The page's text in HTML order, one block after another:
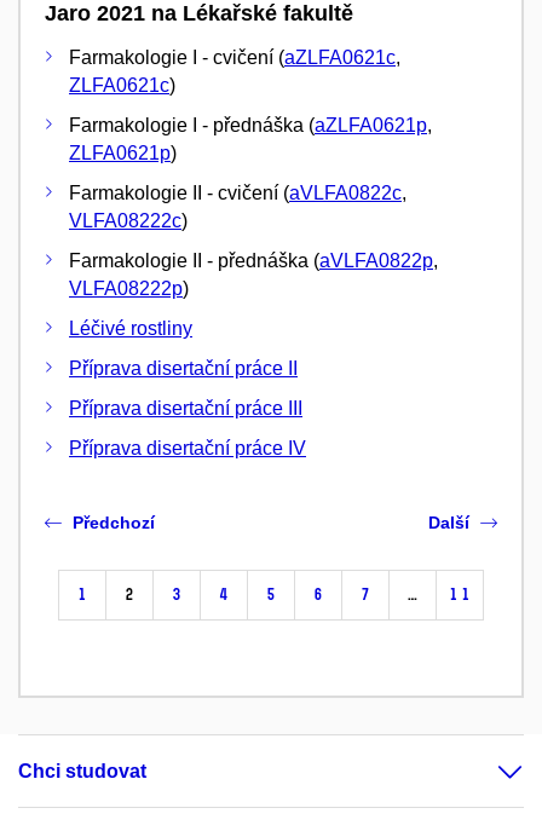
Jaro 2021 na Lékařské fakultě
Farmakologie I - cvičení (aZLFA0621c,
ZLFA0621c)
Farmakologie I - přednáška (aZLFA0621p,
ZLFA0621p)
Farmakologie II - cvičení (aVLFA0822c,
VLFA08222c)
Farmakologie II - přednáška (aVLFA0822p,
VLFA08222p)
Léčivé rostliny
Příprava disertační práce II
Příprava disertační práce III
Příprava disertační práce IV
Předchozí
1 2 3 4 5 6 7 … 11
Další
Chci studovat